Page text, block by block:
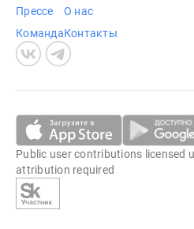
Прессе
Команда
О нас
Контакты
Public user contributions licensed
attribution required